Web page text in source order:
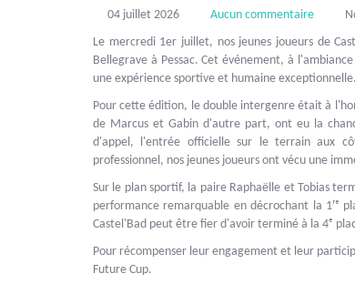
04 juillet 2026 Aucun commentaire
Le mercredi 1er juillet, nos jeunes joueurs de
Bellegrave à Pessac. Cet événement, à
une expérience sportive et humaine exceptionnelle.
Pour cette édition, le double intergenre était à
de Marcus et Gabin d'autre part, ont eu la
d'appel, l'entrée officielle sur le terrain aux
professionnel, nos jeunes joueurs ont vécu une
Sur le plan sportif, la paire Raphaëlle et Tobias
performance remarquable en décrochant la 1ʳᵉ
Castel'Bad peut être fier d'avoir terminé à la 4ᵉ
Pour récompenser leur engagement et leur
Future Cup.